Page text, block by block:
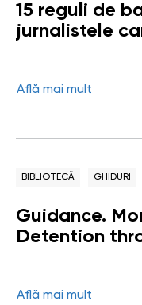
15 reguli de
jurnalistele
Află mai mult
BIBLIOTECĂ GHIDURI
Guidance.
Detention
Află mai mult